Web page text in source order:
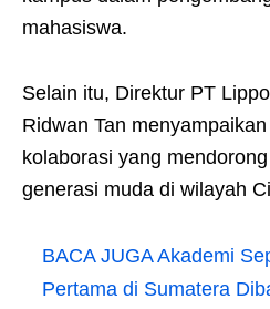
mahasiswa.
Selain itu, Direktur PT
Ridwan Tan
kolaborasi yang
generasi muda di wilayah
BACA JUGA Akademi
Pertama di Sumatera